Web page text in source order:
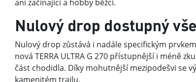
ani začínající a hobby běžci.
Nulový drop dostupný
Nulový drop zůstává i nadále specifickým
nová TERRA ULTRA G 270 přístupnější i méně
část chodidla. Díky mohutnější mezipodešvi se
kamenitém trailu.